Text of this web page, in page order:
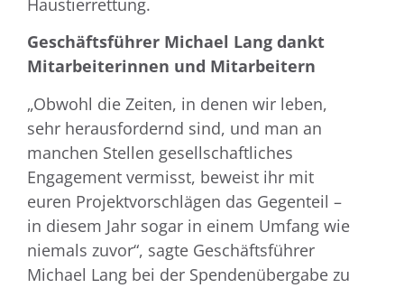
Haustierrettung.
Geschäftsführer Michael Lang dankt
Mitarbeiterinnen und Mitarbeitern
„Obwohl die Zeiten, in denen wir leben,
sehr herausfordernd sind, und man an
manchen Stellen gesellschaftliches
Engagement vermisst, beweist ihr mit
euren Projektvorschlägen das Gegenteil –
in diesem Jahr sogar in einem Umfang wie
niemals zuvor“, sagte Geschäftsführer
Michael Lang bei der Spendenübergabe zu